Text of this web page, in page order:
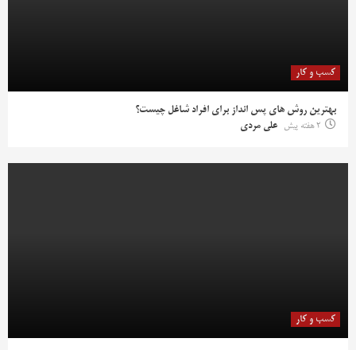
کسب و کار
بهترین روش‌ های پس‌ انداز برای افراد شاغل چیست؟
2 هفته پیش
علی مردی
کسب و کار